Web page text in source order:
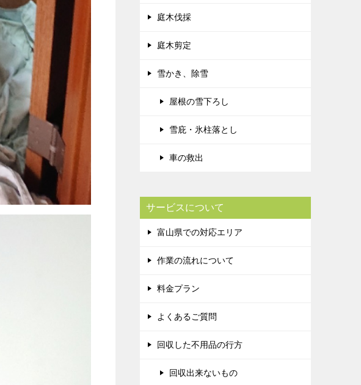
庭木伐採
庭木剪定
雪かき、除雪
屋根の雪下ろし
雪庇・氷柱落とし
車の救出
サービスについて
富山県での対応エリア
作業の流れについて
料金プラン
よくあるご質問
回収した不用品の行方
回収出来ないもの